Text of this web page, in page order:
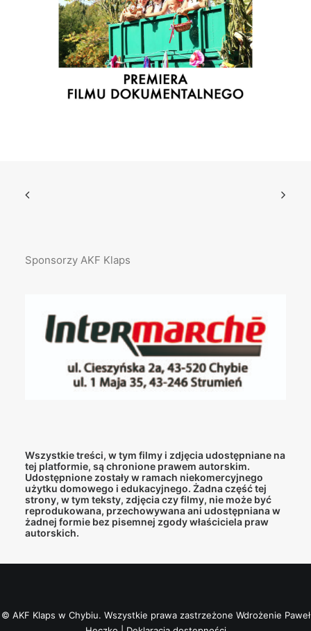
Sponsorzy AKF Klaps
Wszystkie treści, w tym filmy i zdjęcia udostępniane na
tej platformie, są chronione prawem autorskim.
Udostępnione zostały w ramach niekomercyjnego
użytku domowego i edukacyjnego. Żadna część tej
strony, w tym teksty, zdjęcia czy filmy, nie może być
reprodukowana, przechowywana ani udostępniana w
żadnej formie bez pisemnej zgody właściciela praw
autorskich.
© AKF Klaps w Chybiu. Wszystkie prawa zastrzeżone Wdrożenie Paweł